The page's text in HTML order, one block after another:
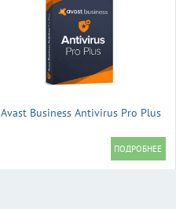
Avast Business Antivirus Pro Plus